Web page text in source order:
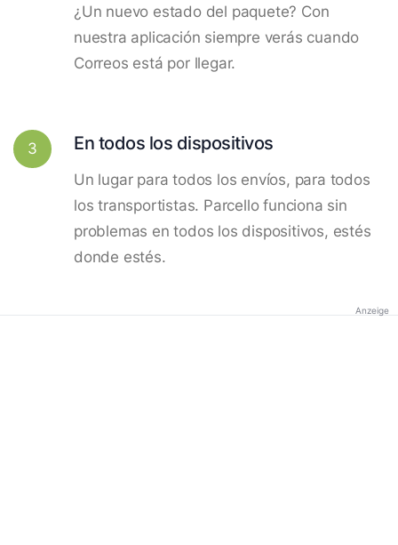
¿Un nuevo estado del paquete? Con
nuestra aplicación siempre verás cuando
Correos está por llegar.
3 En todos los dispositivos
Un lugar para todos los envíos, para todos
los transportistas. Parcello funciona sin
problemas en todos los dispositivos, estés
donde estés.
Anzeige